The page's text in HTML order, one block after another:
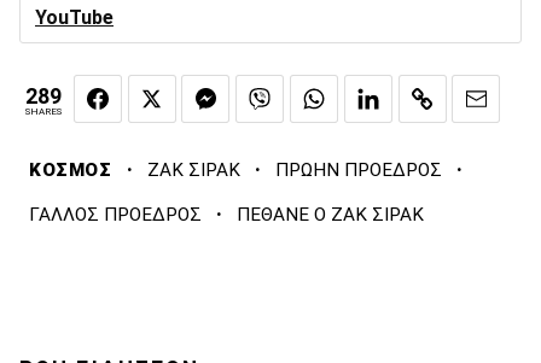
YouTube
289
SHARES
ΚΟΣΜΟΣ · ΖΑΚ ΣΙΡΑΚ · ΠΡΩΗΝ ΠΡΟΕΔΡΟΣ ·
ΓΑΛΛΟΣ ΠΡΟΕΔΡΟΣ · ΠΕΘΑΝΕ Ο ΖΑΚ ΣΙΡΑΚ